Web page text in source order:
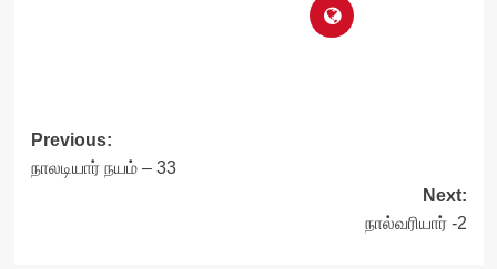
Post
navigation
Previous:
நாலடியார் நயம் – 33
Next:
நால்வரியார் -2